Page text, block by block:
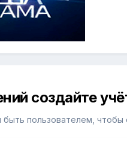
создайте
пользователем, чтобы